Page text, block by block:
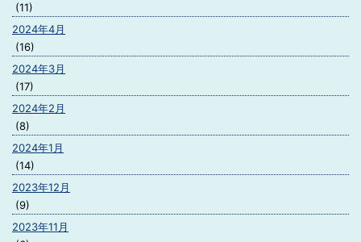
(11)
2024年4月
(16)
2024年3月
(17)
2024年2月
(8)
2024年1月
(14)
2023年12月
(9)
2023年11月